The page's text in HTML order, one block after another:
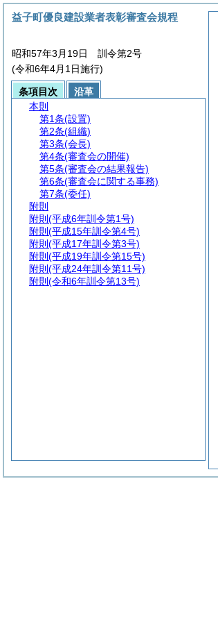
益子町優良建設業者表彰審査会規程
昭和57年3月19日 訓令第2号
(令和6年4月1日施行)
条項目次
沿革
本則
第1条(設置)
第2条(組織)
第3条(会長)
第4条(審査会の開催)
第5条(審査会の結果報告)
第6条(審査会に関する事務)
第7条(委任)
附則
附則 (平成6年訓令第1号)
附則 (平成15年訓令第4号)
附則 (平成17年訓令第3号)
附則 (平成19年訓令第15号)
附則 (平成24年訓令第11号)
附則 (令和6年訓令第13号)